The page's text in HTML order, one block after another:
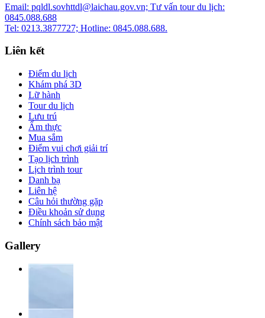
Email: pqldl.sovhttdl@laichau.gov.vn; Tư vấn tour du lịch:
0845.088.688
Tel: 0213.3877727; Hotline: 0845.088.688.
Liên kết
Điểm du lịch
Khám phá 3D
Lữ hành
Tour du lịch
Lưu trú
Ẩm thực
Mua sắm
Điểm vui chơi giải trí
Tạo lịch trình
Lịch trình tour
Danh bạ
Liên hệ
Câu hỏi thường gặp
Điều khoản sử dụng
Chính sách bảo mật
Gallery